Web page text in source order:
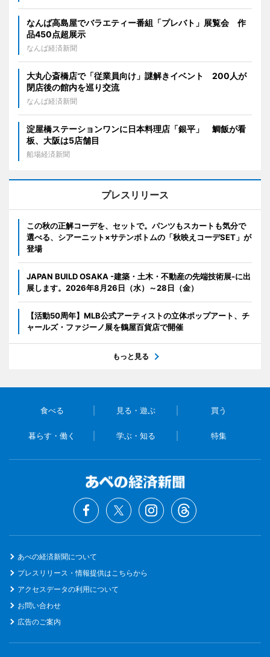
なんば高島屋でバラエティー番組「プレバト」展覧会 作
品450点超展示
なんば経済新聞
大丸心斎橋店で「従業員向け」謎解きイベント 200人が
閉店後の館内を巡り交流
なんば経済新聞
淀屋橋ステーションワンに日本料理店「銀平」 鯛飯が看
板、大阪は5店舗目
船場経済新聞
プレスリリース
この秋の正解コーデを、セットで。パンツもスカートも気分で
選べる、シアーニット×サテンボトムの「秋映えコーデSET」が
登場
JAPAN BUILD OSAKA -建築・土木・不動産の先端技術展-に出
展します。2026年8月26日（水）～28日（金）
【活動50周年】MLB公式アーティストの立体ポップアート、チ
ャールズ・ファジーノ展を鶴屋百貨店で開催
もっと見る
食べる 見る・遊ぶ 買う
暮らす・働く 学ぶ・知る 特集
あべの経済新聞について
プレスリリース・情報提供はこちらから
アクセスデータの利用について
お問い合わせ
広告のご案内